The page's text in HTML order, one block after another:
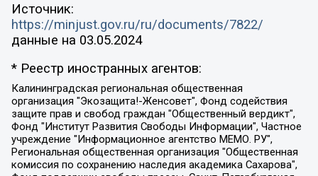
Источник:
https://minjust.gov.ru/ru/documents/7822/
данные на 03.05.2024
* Реестр иностранных агентов:
Калининградская региональная общественная организация "Экозащита!-Женсовет", Фонд содействия защите прав и свобод граждан "Общественный вердикт", Фонд "Институт Развития Свободы Информации", Частное учреждение "Информационное агентство МЕМО. РУ", Региональная общественная организация "Общественная комиссия по сохранению наследия академика Сахарова", Фонд поддержки свободы прессы, Санкт-Петербургская общественная правозащитная организация "Гражданский контроль", Межрегиональная общественная организация "Информационно-просветительский центр "Мемориал", Региональный Фонд "Центр Защиты Прав Средств Массовой Информации", с 05.12.2023 Фонд "Центр Защиты Прав Средств массовой информации", Региональная общественная благотворительная организация помощи беженцам и мигрантам "Гражданское содействие", Негосударственное образовательное учреждение дополнительного профессионального образования (повышение квалификации) специалистов "АКАДЕМИЯ ПО ПРАВАМ ЧЕЛОВЕКА", Свердловская региональная общественная организация "Сутяжник", Автономная некоммерческая организация "Центр независимых социологических исследований", Союз общественных объединений "Российский исследовательский центр по правам человека", Региональное общественное учреждение научно-информационный центр "МЕМОРИАЛ", Некоммерческая организация "Фонд защиты гласности", Автономная некоммерческая организация "Институт прав человека", Городская общественная организация "Екатеринбургское общество "МЕМОРИАЛ", Городская общественная организация "Рязанское историко-просветительское и правозащитное общество "Мемориал" (Рязанский Мемориал), Челябинский региональный орган общественной самодеятельности – женское общественное объединение "Женщины Евразии", Челябинский региональный орган общественной самодеятельности "Уральская правозащитная группа", Фонд содействия защите здоровья и социальной справедливости имени Андрея Рылькова, Автономная Некоммерческая Организация "Аналитический Центр Юрия Левады", Автономная некоммерческая организация социальной поддержки населения "Проект Апрель", Региональная общественная организация помощи женщинам и детям, находящимся в кризисной ситуации "Информационно-методический центр "Анна", Фонд содействия развитию массовых коммуникаций и правовому просвещению "Так-так-Так", Фонд содействия устойчивому развитию "Серебряная тайга", Свердловский региональный общественный фонд социальных проектов "Новое время", "Idel.Реалии", Кавказ.Реалии, Крым.Реалии, Телеканал Настоящее Время, Татаро-башкирская служба Радио Свобода (Azatliq Radiosi), Радио Свободная Европа/Радио Свобода (PCE/PC), "Сибирь.Реалии", "Фактограф", Благотворительный фонд помощи осужденным и их семьям, Автономная некоммерческая организация "Институт глобализации и социальных движений", Фонд "В защиту прав заключенных", Частное учреждение "Центр поддержки и содействия развитию средств массовой информации", Пензенский региональный общественный благотворительный фонд "Гражданский союз", "Север.Реалии", Некоммерческая организация Фонд "Правовая инициатива", Общество с ограниченной ответственностью "Радио Свободная Европа/Радио Свобода", Чешское информационное агентство "MEDIUM-ORIENT", Красноярская региональная общественная организация "Мы против СПИДа", Камалягин Денис Николаевич, Маркелов Сергей Евгеньевич, Пономарев Лев Александрович, Савицкая Людмила Алексеевна, Автономная некоммерческая организация "Центр по работе с проблемой насилия "НАСИЛИЮ.НЕТ", Межрегиональный профессиональный союз работников здравоохранения "Альянс врачей", Юридическое лицо, зарегистрированное в Латвийской Республике, SIA "Medusa Project" (регистрационный номер 40103797863, дата регистрации 10.06.2014), Некоммерческая организация "Фонд по борьбе с коррупцией", Автономная некоммерческая организация "Институт права и публичной политики", Баданин Роман Сергеевич, Гликин Максим Александрович, Железнова Мария Михайловна, Лукьянова Юлия Сергеевна, Маетная Елизавета Витальевна, Маняхин Петр Борисович, Чуракова Ольга Владимировна, Ярош Юлия Петровна, Юридическое лицо "The Insider SIA", зарегистрированное в Риге, Латвийская Республика (дата регистрации 26.06.2015), являющееся администратором доменного имени интернет-издания "The Insider SIA", https://theins.ru, Постернак Алексей Евгеньевич, Рубин Михаил Аркадьевич, Анин Роман Александрович, Юридическое лицо Istories fonds, зарегистрированное в Латвийской Республике (регистрационный номер 50008295751, дата регистрации 24.02.2020), Великовский Дмитрий Александрович, Долинина Ирина Николаевна, Мароховская Алеся Алексеевна, Шлейнов Роман Юрьевич, Шмагун Олеся Валентиновна, Общество с ограниченной ответственностью "Альтаир 2021", Общество с ограниченной ответственностью "Вега 2021", Общество с ограниченной ответственностью "Главный редактор 2021", Общество с ограниченной ответственностью "Ромашки монолит", Важенков Артем Валерьевич, Ивановская областная общественная организация "Центр гендерных исследований", Гурман Юрий Альбертович, Медиапроект "ОВД-Инфо", Егоров Владимир Владимирович, Жилинский Владимир Александрович, Общество с ограниченной ответственностью "ЗП", Иванова София Юрьевна, Карезина Инна Павловна, Кильтау Екатерина Викторовна, Петров Алексей Викторович, Пискунов Сергей Евгеньевич, Смирнов Сергей Сергеевич, Тихонов Михаил Сергеевич, Общество с ограниченной ответственностью "ЖУРНАЛИСТ-ИНОСТРАННЫЙ АГЕНТ", Арапова Галина Юрьевна, Вольтская Татьяна Анатольевна, Американская компания "Mason G.E.S. Anonymous Foundation" (США), являющаяся владельцем интернет-издания https://mnews.world/, Компания "Stichting Bellingcat", зарегистрированная в Нидерландах (дата регистрации 11.07.2018), Захаров Андрей Вячеславович, Клепиковская Екатерина Дмитриевна, Общество с ограниченной ответственностью "МЕМО", Перл Роман Александрович, Симонов Евгений Алексеевич, Соловьева Елена Анатольевна, Сотников Даниил Владимирович, Сурначева Елизавета Дмитриевна, Автономная некоммерческая организация по защите прав человека и информированию населения "Якутия – Наше Мнение", Общество с ограниченной ответственностью "Москоу диджитал медиа", с 26.01.2023 Общество с ограниченной ответственностью "Чайка Белые сады", Ветошкина Валерия Валерьевна, Заговора Максим Александрович, Межрегиональное общественное движение "Российская ЛГБТ - сеть", Оленичев Максим Владимирович, Павлов Иван Юрьевич, Скворцова Елена Сергеевна, Общество с ограниченной ответственностью "Как бы инагент", Кочетков Игорь Викторович, Общество с ограниченной ответственностью "Честные выборы", Еланчик Олег Александрович, Общество с ограниченной ответственностью "Нобелевский призыв", Гималова Регина Эмилевна, Григорьев Андрей Валерьевич, Григорьева Алина Александровна, Ассоциация по содействию защите прав призывников, альтернативнослужащих и военнослужащих "Правозащитная группа "Гражданин.Армия.Право", Хисамова Регина Фаритовна, Автономная некоммерческая организация по реализации социально-правовых программ "Лилит", Дальневосточное общественное движение "Маяк", Санкт-Петербургская ЛГБТ-инициативная группа "Выход", Инициативная группа ЛГБТ+ "Реверс", Алексеев Андрей Викторович, Бекбулатова Таисия Львовна, Беляев Иван Михайлович, Владыкина Елена Сергеевна, Гельман Марат Александрович, Никульшина Вероника Юрьевна, Толоконникова Надежда Андреевна, Шендерович Виктор Анатольевич, Общество с ограниченной ответственностью "Данное сообщение", Общество с ограниченной ответственностью Издательский дом "Новая глава", Айнбиндер Александра Александровна, Московский комьюнити-центр для ЛГБТ+инициатив, Благотворительный фонд развития филантропии, Deutsche Welle (Германия, Kurt-Schumacher-Strasse 3, 53113 Bonn), Борзунова Мария Михайловна, Воробьев Виктор Викторович, Голубева Анна Львовна, Константинова Алла Михайловна, Малкова Ирина Владимировна, Мурадов Мурад Абдулгалимович, Осетинская Елизавета Николаевна, Понасенков Евгений Николаевич, Ганапольский Матвей Юрьевич, Киселев Евгений Алексеевич, Борухович Ирина Григорьевна, Дремин Иван Тимофеевич, Дубровский Дмитрий Викторович, Красноярская региональная общественная организация поддержки и развития альтернативных образовательных технологий и межкультурных коммуникаций "ИНТЕРРА", Маяковская Екатерина Алексеевна, Фейгин Марк Захарович, Филимонов Андрей Викторович, Дзугкоева Регина Николаевна, Доброхотов Роман Александрович, Дудь Юрий Александрович, Елкин Сергей Владимирович, Кругликов Кирилл Игоревич, Сабунаева Мария Леонидовна, Семенов Алексей Владимирович, Шаинян Карен Багратович, Шульман Екатерина Михайловна, Асафьев Артур Валерьевич, Вахштайн Виктор Семенович, Венедиктов Алексей Алексеевич, Лушникова Екатерина Евгеньевна, Волков Леонид Михайлович, Невзоров Александр Глебович, Пархоменко Сергей Борисович, Сироткин Ярослав Николаевич, Кара-Мурза Владимир Владимирович, Баранова Наталья Владимировна, Гозман Леонид Яковлевич, Кагарлицкий Борис Юльевич, Климарев Михаил Валерьевич, Милов Владимир Станиславович, Автономная некоммерческая организация Краснодарский центр современного искусства "Типография", Моргенштерн Алишер Тагирович, Соболь Любовь Эдуардовна, Общество с ограниченной ответственностью "ЛИЗА НОРМ", Каспаров Гарри Кимович, Ходорковский Михаил Борисович, Общество с ограниченной ответственностью "Апрельские тезисы", Данилович Ирина Брониславовна, Кашин Олег Владимирович, Петров Николай Владимирович, Пивоваров Алексей Владимирович, Соколов Михаил Владимирович, Цветкова Юлия Владимировна, Чичваркин Евгений Александрович, Комитет против пыток/Команда против пыток, Общество с ограниченной ответственностью "Первый научный", Общество с ограниченной ответственностью "Вертолет и ко", Белоцерковская Вероника Борисовна, Кац Максим Евгеньевич, Лазарева Татьяна Юрьевна, Шаведдинов Руслан Табризович, Яшин Илья Валерьевич, Общество с ограниченной ответственностью "Иноагент ААВ", Алешковский Дмитрий Петрович, Альбац Евгения Марковна, Быков Дмитрий Львович, Галямина Юлия Евгеньевна, Лойко Сергей Леонидович, Мартынов Кирилл Константинович, Медведев Сергей Александрович, Крашенинников Федор Геннадиевич, Гордеева Катерина Вл